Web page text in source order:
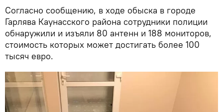
Согласно сообщению, в ходе обыска в городе
Гарлява Каунасского района сотрудники полиции
обнаружили и изъяли 80 антенн и 188 мониторов,
стоимость которых может достигать более 100
тысяч евро.